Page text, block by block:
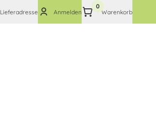
Lieferadresse Anmelden
0
Warenkorb